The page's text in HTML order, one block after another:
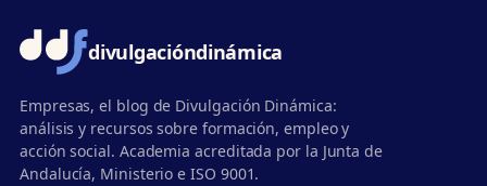
divulgacióndinámica
Empresas, el blog de Divulgación Dinámica:
análisis y recursos sobre formación, empleo y
acción social. Academia acreditada por la Junta de
Andalucía, Ministerio e ISO 9001.